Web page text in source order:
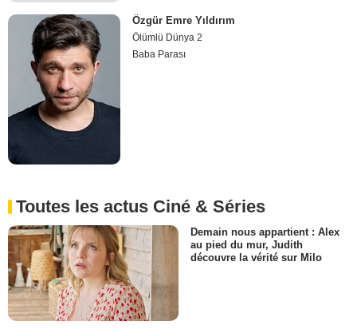
Özgür Emre Yıldırım
Ölümlü Dünya 2
Baba Parası
Toutes les actus Ciné & Séries
Demain nous appartient : Alex
au pied du mur, Judith
découvre la vérité sur Milo